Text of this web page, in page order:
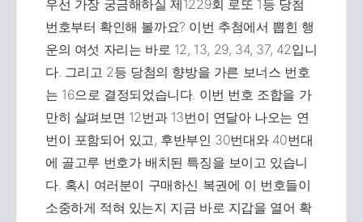
우선 가장 궁금해하실 제1229회 로또 1등 당첨
번호부터 확인해 볼까요? 이번 추첨에서 뽑힌 행
운의 여섯 자리는 바로 12, 13, 29, 34, 37, 42입니
다. 그리고 2등 당첨의 향방을 가른 보너스 번호
는 16으로 결정되었습니다. 이번 번호 조합을 가
만히 살펴보면 12번과 13번이 연달아 나오는 연
번이 포함되어 있고, 후반부인 30번대와 40번대
에 골고루 번호가 배치된 특징을 보이고 있습니
다. 혹시 여러분이 구매하신 복권에 이 번호들이
소중하게 적혀 있는지 지금 바로 지갑을 열어 확